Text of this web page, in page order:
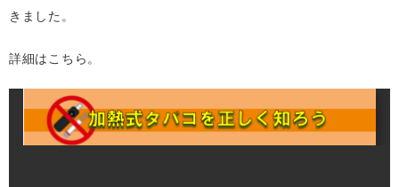
きました。
詳細はこちら。